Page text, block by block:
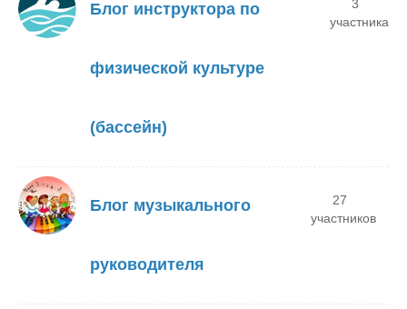
Блог инструктора по
физической культуре
(бассейн)
3
участника
Блог музыкального
руководителя
27
участников